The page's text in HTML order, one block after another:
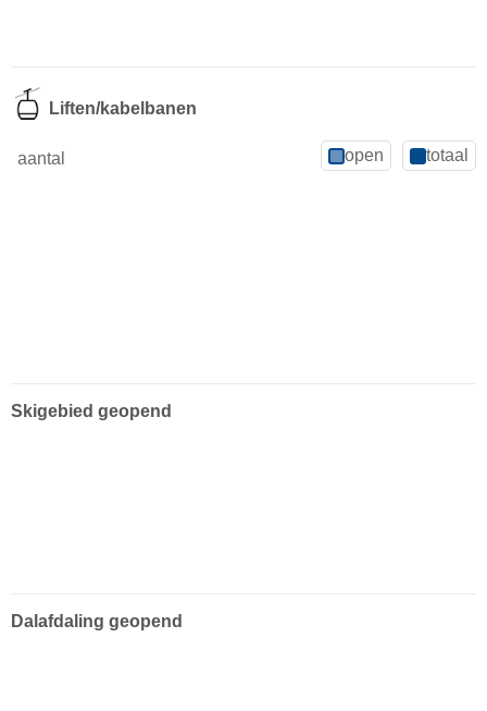
Liften/kabelbanen
aantal open totaal
Skigebied geopend
Dalafdaling geopend